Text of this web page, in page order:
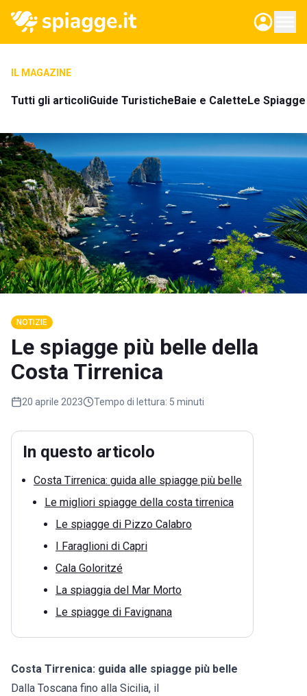
IL MAGAZINE
Tutti gli articoliGuide TuristicheBaie e CaletteLe
NOTIZIE
Le spiagge più belle della
Costa Tirrenica
20 aprile 2023 Tempo di lettura: 5 minuti
In questo articolo
Costa Tirrenica: guida alle spiagge più belle
Le migliori spiagge della costa tirrenica
Le spiagge di Pizzo Calabro
I Faraglioni di Capri
Cala Goloritzé
La spiaggia del Mar Morto
Le spiagge di Favignana
Costa Tirrenica: guida alle spiagge più belle
Dalla Toscana fino alla Sicilia, il